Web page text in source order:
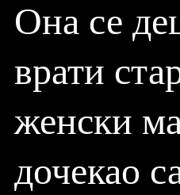
Она се
врати
женски
дочекао